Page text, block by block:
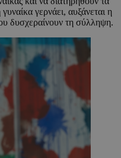
γερνάει, αυξάνεται η
δυσχεραίνουν τη σύλληψη.